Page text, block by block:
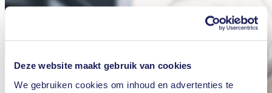
Deze website maakt gebruik van cookies
We gebruiken cookies om inhoud en advertenties te